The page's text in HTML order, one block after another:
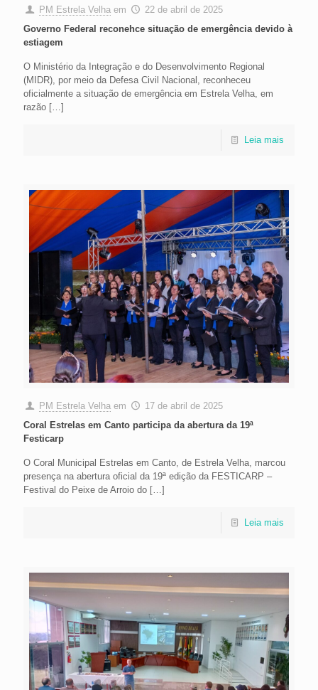
PM Estrela Velha em
22 de abril de 2025
Governo Federal reconehce situação de emergência devido à
estiagem
O Ministério da Integração e do Desenvolvimento Regional
(MIDR), por meio da Defesa Civil Nacional, reconheceu
oficialmente a situação de emergência em Estrela Velha, em
razão […]
Leia mais
PM Estrela Velha em
17 de abril de 2025
Coral Estrelas em Canto participa da abertura da 19ª
Festicarp
O Coral Municipal Estrelas em Canto, de Estrela Velha, marcou
presença na abertura oficial da 19ª edição da FESTICARP –
Festival do Peixe de Arroio do […]
Leia mais